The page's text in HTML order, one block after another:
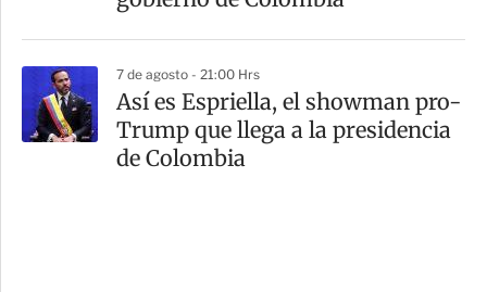
7 de agosto - 21:00 Hrs
Así es Espriella, el showman pro-
Trump que llega a la presidencia
de Colombia